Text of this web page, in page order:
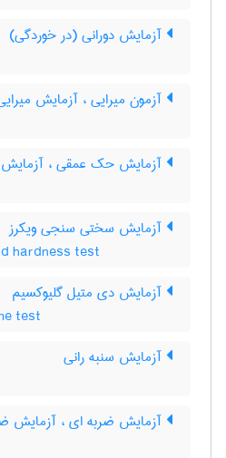
آزمایش دورانی (در خوردگی)
آزمون میرایی ، آزمایش
آزمایش حک عمقی ،
آزمایش سختی سنجی ویکرز
hardness test
آزمایش دی متیل گلیوکسیم
test
آزمایش سنبه رانی
آزمایش ضربه ای ، آزمایش